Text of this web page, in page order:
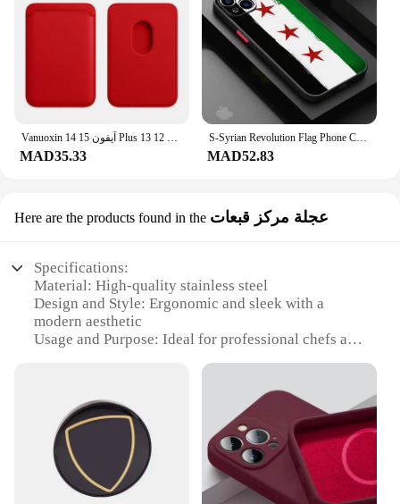
Vanuoxin آيفون 15 14 Plus 13 12 Pro Max Mini Serise محفظة حمل بطاقات جلدية مغناطيسية لملحقات غطاء Apple Magsafe
MAD35.33
S-Syrian Revolution Flag Phone Case For iPhone 16 15 14 13 12 11 Mini Pro Max X XR XSMax 7 8 6 6s Plus Matte Clear Back Cover
MAD52.83
Here are the products found in the عجلة مركز قبعات
Specifications:
Material: High-quality stainless steel
Design and Style: Ergonomic and sleek with a
modern aesthetic
Usage and Purpose: Ideal for professional chefs and
Performance and Property: Precision-engineered for
Shape or Size or Weight or Quantity: Compact and
lightweight, easy to handle
Parts and Accessories: Comes with a set of 2 whisk
attachments
Features: